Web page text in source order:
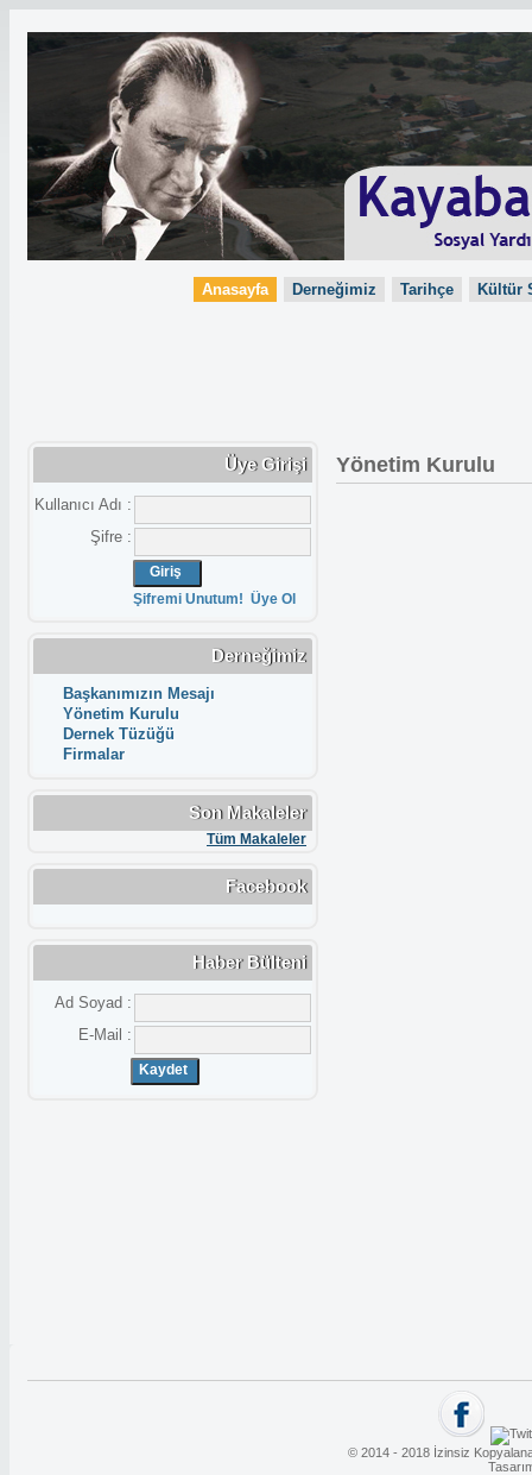
Anasayfa Derneğimiz Tarihçe Kültür
Üye Girişi
Kullanıcı Adı :
Şifre :
Şifremi Unutum! Üye Ol
Derneğimiz
Başkanımızın Mesajı
Yönetim Kurulu
Dernek Tüzüğü
Firmalar
Son Makaleler
Tüm Makaleler
Facebook
Haber Bülteni
Ad Soyad :
E-Mail :
Yönetim Kurulu
© 2014 - 2018 İzinsiz